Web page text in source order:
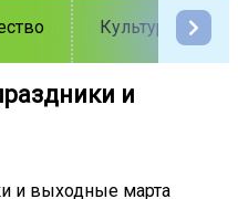
Культура
и
и выходные марта